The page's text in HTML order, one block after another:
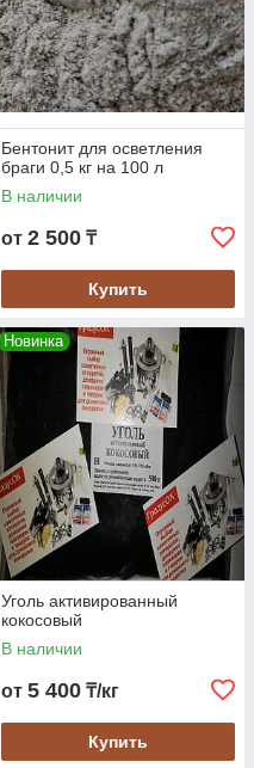
Бентонит для осветления
браги 0,5 кг на 100 л
В наличии
от 2 500 ₸
Купить
Новинка
Уголь активированный
кокосовый
В наличии
от 5 400 ₸/кг
Купить